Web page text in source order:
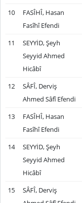
10
FASÎHÎ, Hasan
Fasîhî Efendi
11
SEYYİD, Şeyh
Seyyid Ahmed
Hicâbî
12
SÂFÎ, Derviş
Ahmed Sâfî Efendi
13
FASÎHÎ, Hasan
Fasîhî Efendi
14
SEYYİD, Şeyh
Seyyid Ahmed
Hicâbî
15
SÂFÎ, Derviş